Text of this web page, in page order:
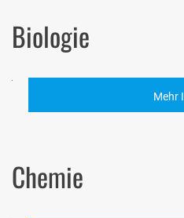
Biologie
Mehr
Chemie